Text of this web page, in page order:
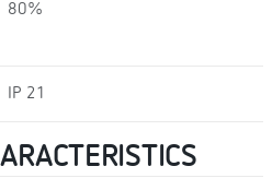
80%
IP 21